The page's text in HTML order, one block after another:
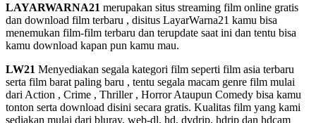
LAYARWARNA21 merupakan situs streaming film online gratis
dan download film terbaru , disitus LayarWarna21 kamu bisa
menemukan film-film terbaru dan terupdate saat ini dan tentu bisa
kamu download kapan pun kamu mau.
LW21 Menyediakan segala kategori film seperti film asia terbaru
serta film barat paling baru , tentu segala macam genre film mulai
dari Action , Crime , Thriller , Horror Ataupun Comedy bisa kamu
tonton serta download disini secara gratis. Kualitas film yang kami
sediakan mulai dari bluray, web-dl, hd, dvdrip, hdrip dan hdcam